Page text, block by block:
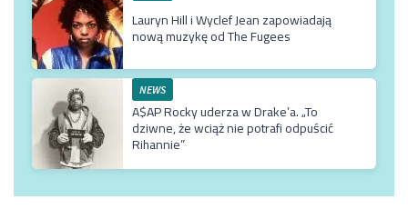
Lauryn Hill i Wyclef Jean zapowiadają
nową muzykę od The Fugees
NEWS
A$AP Rocky uderza w Drake’a. „To
dziwne, że wciąż nie potrafi odpuścić
Rihannie”